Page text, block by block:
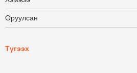
Оруулсан
Түгээх